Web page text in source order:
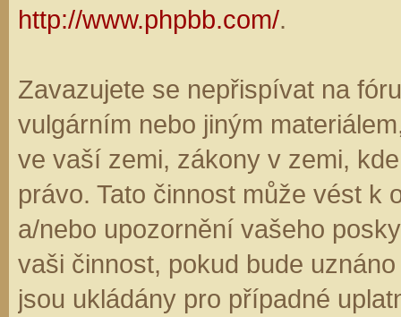
http://www.phpbb.com/.
Zavazujete se nepřispívat na
vulgárním nebo jiným
ve vaší zemi, zákony v zemi,
právo. Tato činnost může vést k
a/nebo upozornění vašeho
vaši činnost, pokud bude
jsou ukládány pro případné